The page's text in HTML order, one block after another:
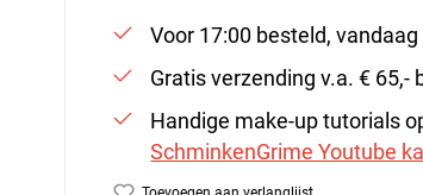
Voor 17:00 besteld,
Gratis verzending v.a. € 65,-
Handige make-up tutorials
SchminkenGrime Youtube
Toevoegen aan verlanglijst